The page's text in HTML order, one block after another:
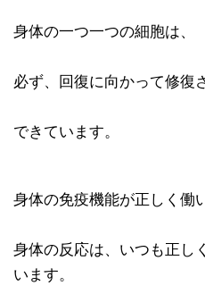
身体の一つ一つの細胞は、
必ず、回復に向かって修復
できています。
身体の免疫機能が正しく働
身体の反応は、いつも正し
います。